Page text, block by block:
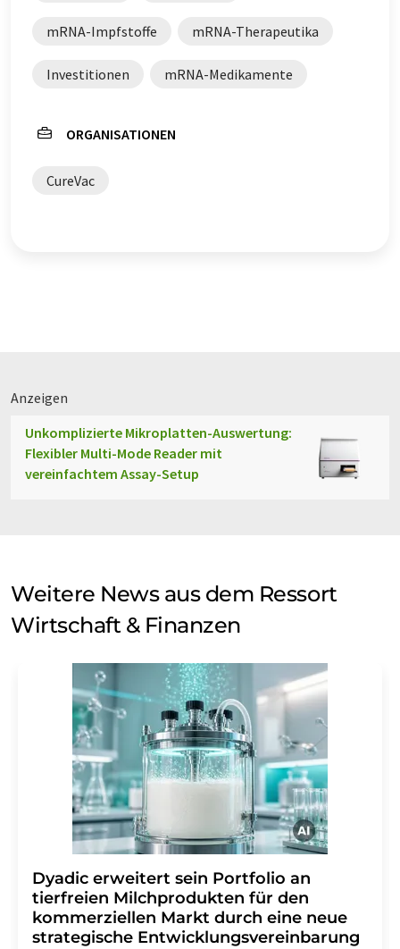
mRNA-Impfstoffe mRNA-Therapeutika
Investitionen mRNA-Medikamente
ORGANISATIONEN
CureVac
Anzeigen
Unkomplizierte Mikroplatten-Auswertung:
Flexibler Multi-Mode Reader mit
vereinfachtem Assay-Setup
Weitere News aus dem Ressort
Wirtschaft & Finanzen
Dyadic erweitert sein Portfolio an
tierfreien Milchprodukten für den
kommerziellen Markt durch eine neue
strategische Entwicklungsvereinbarung